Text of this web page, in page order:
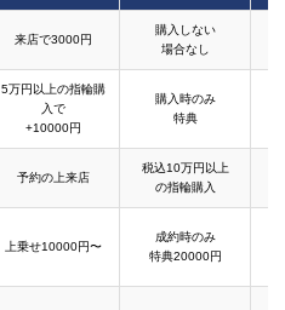
来店で3000円
購入しない
場合なし
5万円以上の指輪購
入で
+10000円
購入時のみ
特典
予約の上来店
税込10万円以上
の指輪購入
上乗せ10000円〜
成約時のみ
特典20000円